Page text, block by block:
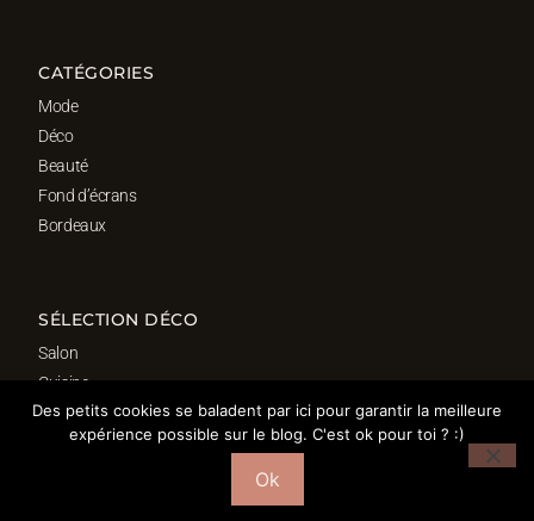
CATÉGORIES
Mode
Déco
Beauté
Fond d’écrans
Bordeaux
SÉLECTION DÉCO
Salon
Cuisine
Salle de bain
Chambre
Des petits cookies se baladent par ici pour garantir la meilleure
expérience possible sur le blog. C'est ok pour toi ? :)
Ok